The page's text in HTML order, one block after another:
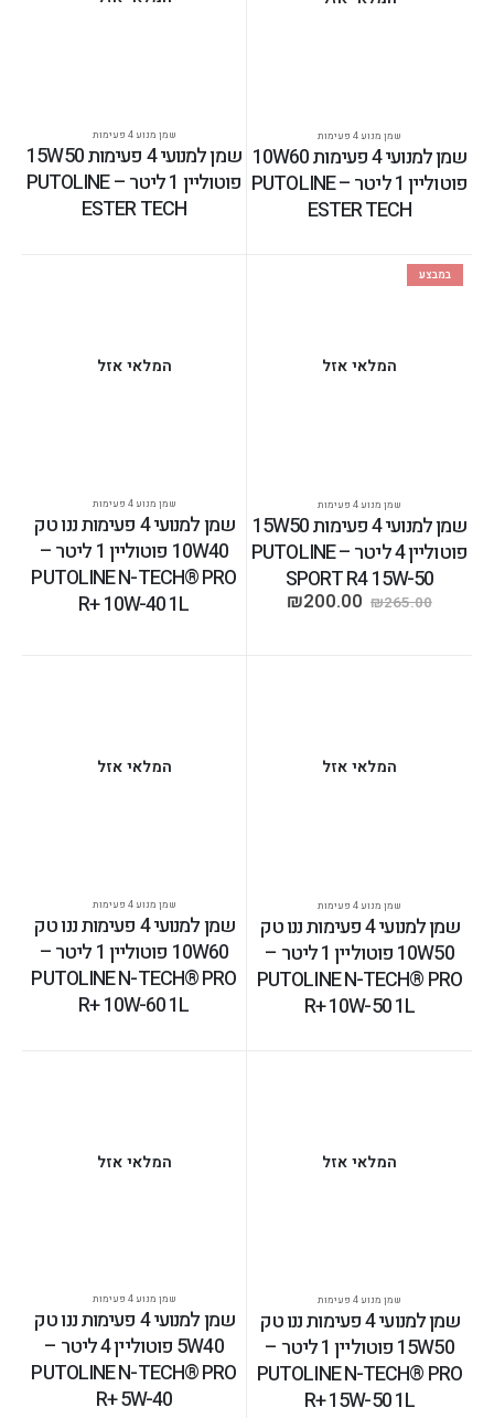
שמן מנוע 4 פעימות
שמן למנועי 4 פעימות 10W60
פוטוליין 1 ליטר – PUTOLINE
ESTER TECH
שמן מנוע 4 פעימות
שמן למנועי 4 פעימות 15W50
פוטוליין 1 ליטר – PUTOLINE
ESTER TECH
במבצע
המלאי אזל
שמן מנוע 4 פעימות
שמן למנועי 4 פעימות 15W50
פוטוליין 4 ליטר – PUTOLINE
SPORT R4 15W-50
₪265.00
₪200.00
המלאי אזל
שמן מנוע 4 פעימות
שמן למנועי 4 פעימות ננו טק
10W40 פוטוליין 1 ליטר –
PUTOLINE N-TECH® PRO
R+ 10W-40 1L
המלאי אזל
שמן מנוע 4 פעימות
שמן למנועי 4 פעימות ננו טק
10W50 פוטוליין 1 ליטר –
PUTOLINE N-TECH® PRO
R+ 10W-50 1L
המלאי אזל
שמן מנוע 4 פעימות
שמן למנועי 4 פעימות ננו טק
10W60 פוטוליין 1 ליטר –
PUTOLINE N-TECH® PRO
R+ 10W-60 1L
המלאי אזל
שמן מנוע 4 פעימות
שמן למנועי 4 פעימות ננו טק
15W50 פוטוליין 1 ליטר –
PUTOLINE N-TECH® PRO
R+ 15W-50 1L
המלאי אזל
שמן מנוע 4 פעימות
שמן למנועי 4 פעימות ננו טק
5W40 פוטוליין 4 ליטר –
PUTOLINE N-TECH® PRO
R+ 5W-40